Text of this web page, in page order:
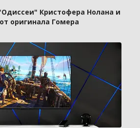
Кристофера Нолана и
оригинала Гомера